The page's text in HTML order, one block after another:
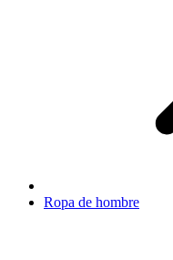
Ropa de hombre